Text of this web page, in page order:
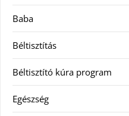
Baba
Béltisztítás
Béltisztító kúra program
Egészség